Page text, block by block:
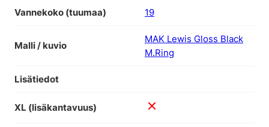
Vannekoko (tuumaa) 19
Malli / kuvio
MAK Lewis Gloss Black
M.Ring
Lisätiedot
XL (lisäkantavuus)